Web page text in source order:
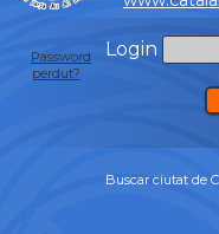
Login
Password
perdut?
Buscar ciutat de